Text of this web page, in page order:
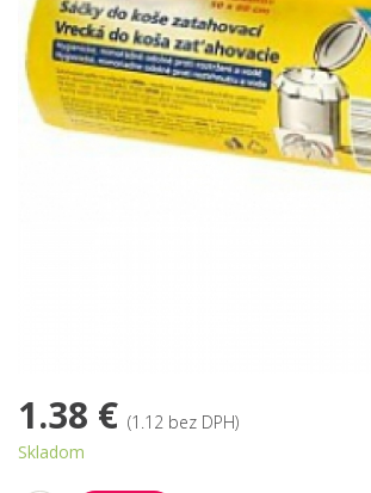
1.38 € (1.12 bez DPH)
Skladom